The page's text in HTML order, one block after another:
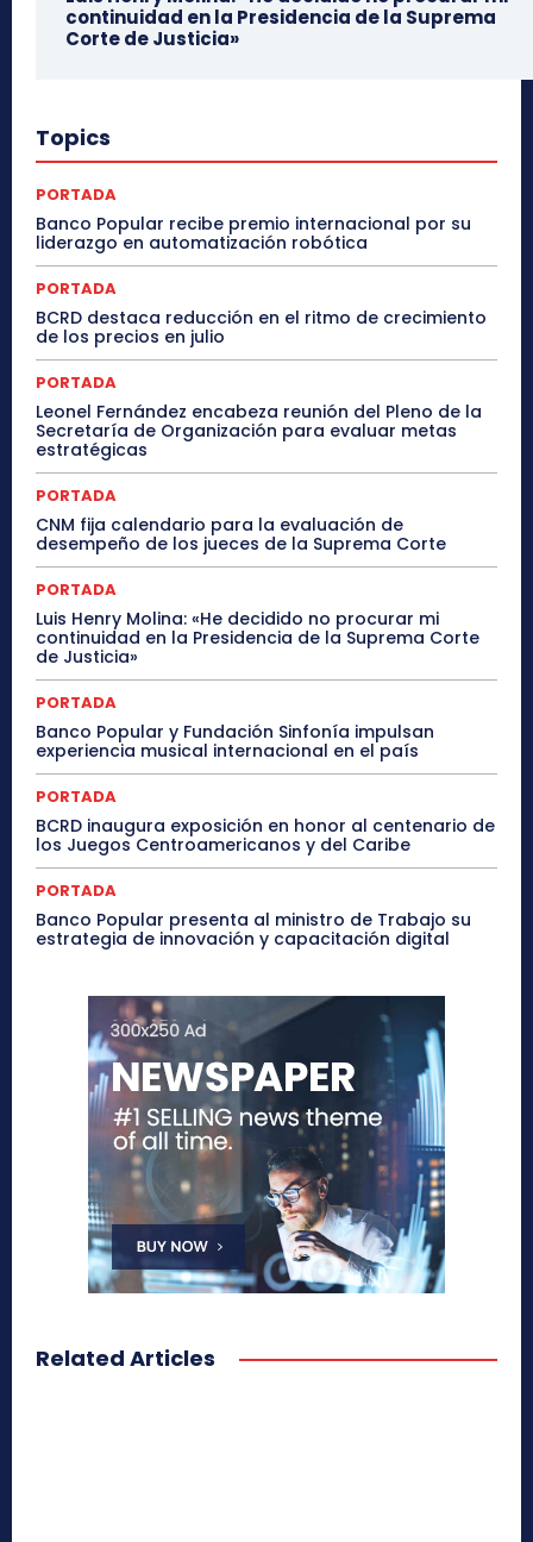
continuidad en la Presidencia de la Suprema
Corte de Justicia»
Topics
PORTADA
Banco Popular recibe premio internacional por su
liderazgo en automatización robótica
PORTADA
BCRD destaca reducción en el ritmo de crecimiento
de los precios en julio
PORTADA
Leonel Fernández encabeza reunión del Pleno de la
Secretaría de Organización para evaluar metas
estratégicas
PORTADA
CNM fija calendario para la evaluación de
desempeño de los jueces de la Suprema Corte
PORTADA
Luis Henry Molina: «He decidido no procurar mi
continuidad en la Presidencia de la Suprema Corte
de Justicia»
PORTADA
Banco Popular y Fundación Sinfonía impulsan
experiencia musical internacional en el país
PORTADA
BCRD inaugura exposición en honor al centenario de
los Juegos Centroamericanos y del Caribe
PORTADA
Banco Popular presenta al ministro de Trabajo su
estrategia de innovación y capacitación digital
Related Articles